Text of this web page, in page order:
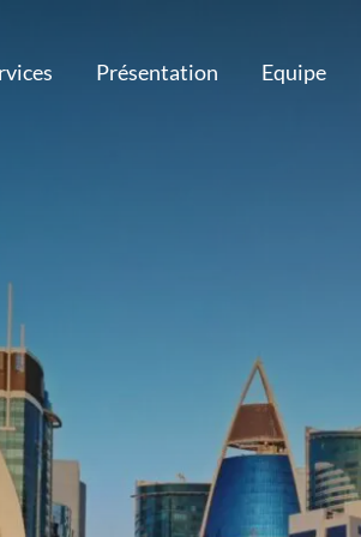
Présentation Equipe